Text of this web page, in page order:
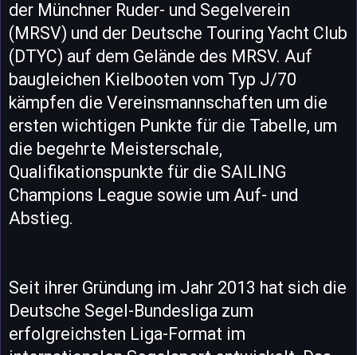
der Münchner Ruder- und Segelverein
(MRSV) und der Deutsche Touring Yacht Club
(DTYC) auf dem Gelände des MRSV. Auf
baugleichen Kielbooten vom Typ J/70
kämpfen die Vereinsmannschaften um die
ersten wichtigen Punkte für die Tabelle, um
die begehrte Meisterschale,
Qualifikationspunkte für die SAILING
Champions League sowie um Auf- und
Abstieg.
Seit ihrer Gründung im Jahr 2013 hat sich die
Deutsche Segel-Bundesliga zum
erfolgreichsten Liga-Format im